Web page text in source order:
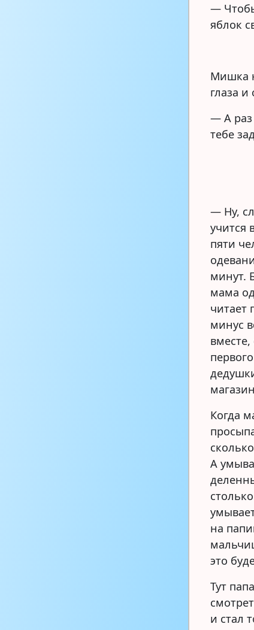
—
яблок
Мишка
глаза и
— А раз
тебе
— Ну,
учится
пяти
минут.
мама
читает
минус
Когда
А
на
это
Тут
и стал